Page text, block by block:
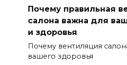
Почему правильная
салона важна для
и здоровья
Почему вентиляция
вашего здоровья